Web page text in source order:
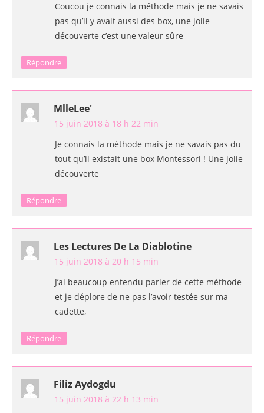
Coucou je connais la méthode mais je ne savais
pas qu’il y avait aussi des box, une jolie
découverte c’est une valeur sûre
Répondre
MlleLee'
15 juin 2018 à 18 h 22 min
Je connais la méthode mais je ne savais pas du
tout qu’il existait une box Montessori ! Une jolie
découverte
Répondre
Les Lectures De La Diablotine
15 juin 2018 à 20 h 15 min
J’ai beaucoup entendu parler de cette méthode
et je déplore de ne pas l’avoir testée sur ma
cadette,
Répondre
Filiz Aydogdu
15 juin 2018 à 22 h 13 min